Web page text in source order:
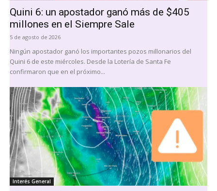
Quini 6: un apostador ganó más de $405
millones en el Siempre Sale
5 de agosto de 2026
Ningún apostador ganó los importantes pozos millonarios del
Quini 6 de este miércoles. Desde la Lotería de Santa Fe
confirmaron que en el próximo...
Interés General